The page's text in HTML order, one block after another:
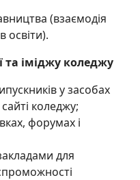
(взаємодія
освіти).
та іміджу коледжу
у засобах
коледжу;
форумах і
для